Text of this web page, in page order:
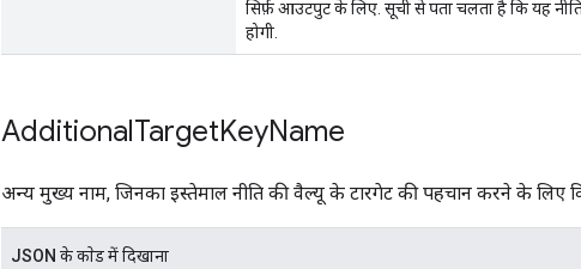
सिर्फ़ आउटपुट के लिए. सूची से पता चलता है कि यह
होगी.
AdditionalTargetKeyName
अन्य मुख्य नाम, जिनका इस्तेमाल नीति की वैल्यू के टारगेट की पहचान करने के लिए
JSON के काेड में दिखाना